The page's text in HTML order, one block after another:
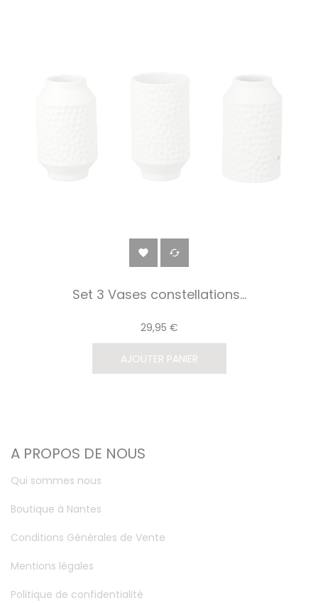
 
Set 3 Vases constellations...
29,95 €
AJOUTER PANIER
A PROPOS DE NOUS
Qui sommes nous
Boutique à Nantes
Conditions Générales de Vente
Mentions légales
Politique de confidentialité